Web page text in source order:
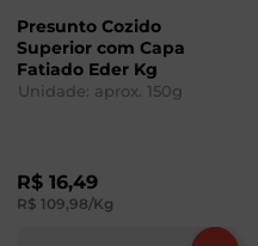
Presunto Cozido
Superior com Capa
Fatiado Eder Kg
Unidade: aprox. 150g
R$ 16,49
R$ 109,98/Kg